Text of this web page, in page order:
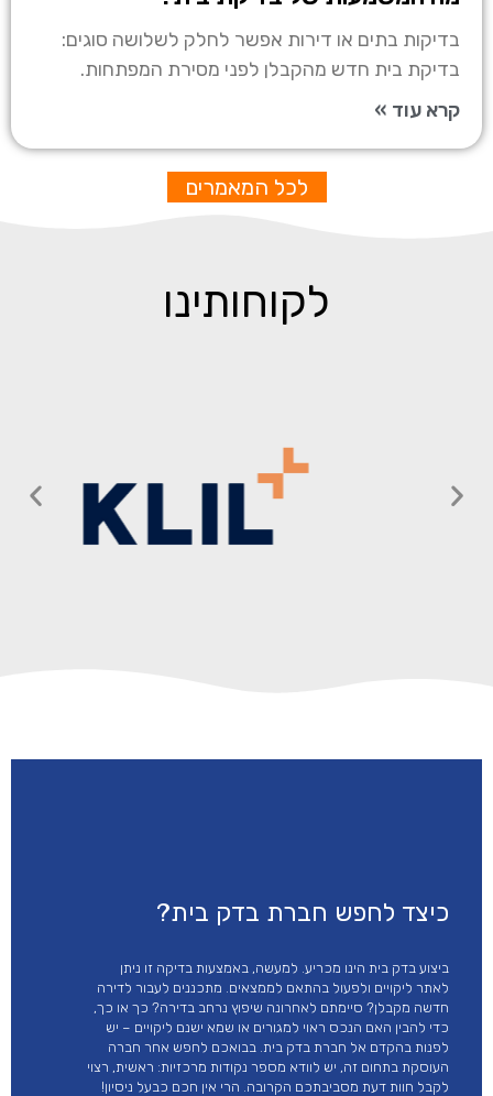
בדיקות בתים או דירות אפשר לחלק לשלושה סוגים:
בדיקת בית חדש מהקבלן לפני מסירת המפתחות.
קרא עוד »
לכל המאמרים
לקוחותינו
כיצד לחפש חברת בדק בית?
ביצוע בדק בית הינו מכריע. למעשה, באמצעות בדיקה זו ניתן
לאתר ליקויים ולפעול בהתאם לממצאים. מתכננים לעבור לדירה
חדשה מקבלן? סיימתם לאחרונה שיפוץ נרחב בדירה? כך או כך,
כדי להבין האם הנכס ראוי למגורים או שמא ישנם ליקויים – יש
לפנות בהקדם אל חברת בדק בית. בבואכם לחפש אחר חברה
העוסקת בתחום זה, יש לוודא מספר נקודות מרכזיות: ראשית, רצוי
לקבל חוות דעת מסביבתכם הקרובה. הרי אין חכם כבעל ניסיון!